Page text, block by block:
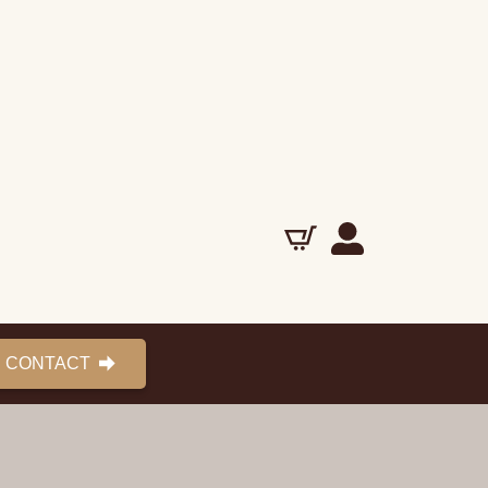
CONTACT